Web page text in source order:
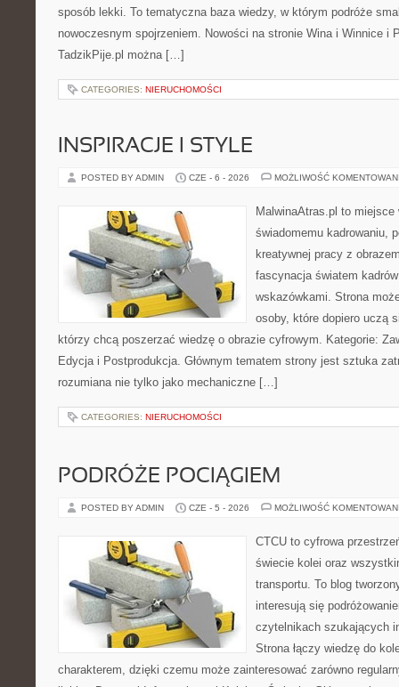
sposób lekki. To tematyczna baza wiedzy, w którym podróże
nowoczesnym spojrzeniem. Nowości na stronie Wina i Winnice i
TadzikPije.pl można […]
CATEGORIES: NIERUCHOMOŚCI
INSPIRACJE I STYLE
POSTED BY ADMIN CZE - 6 - 2026 MOŻLIWOŚĆ
MalwinaAtras.pl to
świadomemu kadrowaniu,
kreatywnej pracy z
fascynacja światem
wskazówkami. Strona
osoby, które dopiero uczą
którzy chcą poszerzać wiedzę o obrazie cyfrowym. Kategorie:
Edycja i Postprodukcja. Głównym tematem strony jest sztuka
rozumiana nie tylko jako mechaniczne […]
CATEGORIES: NIERUCHOMOŚCI
PODRÓŻE POCIĄGIEM
POSTED BY ADMIN CZE - 5 - 2026 MOŻLIWOŚĆ
CTCU to cyfrowa
świecie kolei oraz
transportu. To blog
interesują się
czytelnikach szukających
Strona łączy wiedzę do
charakterem, dzięki czemu może zainteresować zarówno